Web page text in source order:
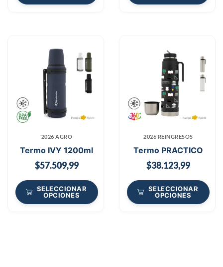
2026 AGRO
Termo IVY 1200ml
$57.509,99
SELECCIONAR
OPCIONES
2026 REINGRESOS
Termo PRACTICO
$38.123,99
SELECCIONAR
OPCIONES